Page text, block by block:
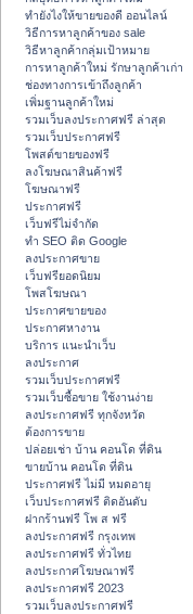
ทํายังไงให้ขายของดี ออนไลน์
วิธีการหาลูกค้าของ sale
วิธีหาลูกค้ากลุ่มเป้าหมาย
การหาลูกค้าใหม่ รักษาลูกค้าเก่า
ช่องทางการเข้าถึงลูกค้า
เพิ่มฐานลูกค้าใหม่
รวมเว็บลงประกาศฟรี ล่าสุด
รวมเว็บประกาศฟรี
โพสต์ขายของฟรี
ลงโฆษณาสินค้าฟรี
โฆษณาฟรี
ประกาศฟรี
เว็บฟรีไม่จำกัด
ทำ SEO ติด Google
ลงประกาศขาย
เว็บฟรียอดนิยม
โพสโฆษณา
ประกาศขายของ
ประกาศหางาน
บริการ แนะนำเว็บ
ลงประกาศ
รวมเว็บประกาศฟรี
รวมเว็บซื้อขาย ใช้งานง่าย
ลงประกาศฟรี ทุกจังหวัด
ต้องการขาย
ปล่อยเช่า บ้าน คอนโด ที่ดิน
ขายบ้าน คอนโด ที่ดิน
ประกาศฟรี ไม่มี หมดอายุ
เว็บประกาศฟรี ติดอันดับ
ฝากร้านฟรี โพ ส ฟรี
ลงประกาศฟรี กรุงเทพ
ลงประกาศฟรี ทั่วไทย
ลงประกาศโฆษณาฟรี
ลงประกาศฟรี 2023
รวมเว็บลงประกาศฟรี